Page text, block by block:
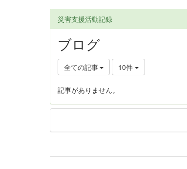
災害支援活動記録
ブログ
全ての記事 10件
記事がありません。